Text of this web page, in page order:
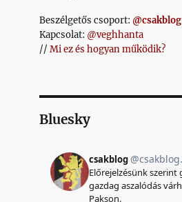
Beszélgetős csoport: @csakblog
Kapcsolat: @veghhanta
// Mi ez és hogyan működik?
Bluesky